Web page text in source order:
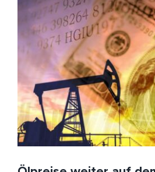
Ölpreise weiter auf dem Rückzug
– Heizöl abermals
China HeizölNews OPEC